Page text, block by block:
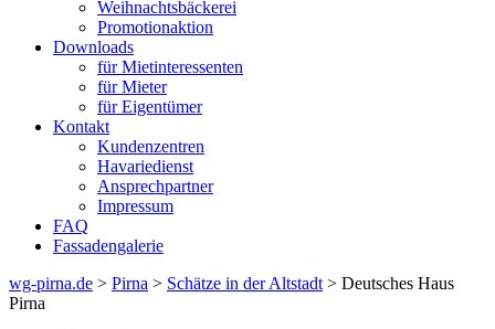
Weihnachtsbäckerei
Promotionaktion
Downloads
für Mietinteressenten
für Mieter
für Eigentümer
Kontakt
Kundenzentren
Havariedienst
Ansprechpartner
Impressum
FAQ
Fassadengalerie
wg-pirna.de > Pirna > Schätze in der Altstadt > Deutsches Haus
Pirna